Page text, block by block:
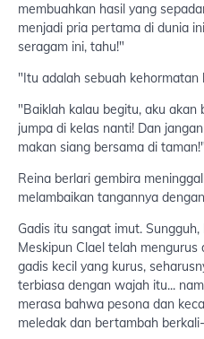
membuahkan hasil yang
menjadi pria pertama di dunia
seragam ini, tahu!"
"Itu adalah sebuah kehormatan
"Baiklah kalau begitu, aku akan
jumpa di kelas nanti! Dan
makan siang bersama di taman!"
Reina berlari gembira
melambaikan tangannya
Gadis itu sangat imut.
Meskipun Clael telah
gadis kecil yang kurus,
terbiasa dengan wajah itu...
merasa bahwa pesona dan
meledak dan bertambah